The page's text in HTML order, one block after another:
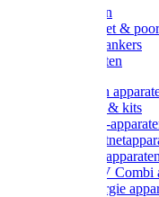
Poortgrepen
Doorgangset &
Poortgreepankers
Weidepoorten
Onderdelen
Starter sets & kits
9V Batterij-
230V
12V Accu-apparaten
230V / 12V Combi
Zonne-energie